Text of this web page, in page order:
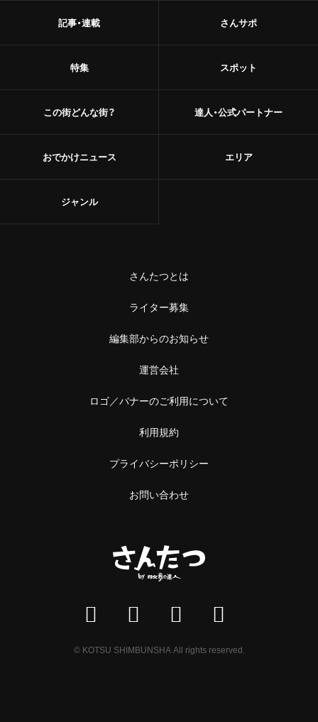
記事・連載
特集
この街どんな街？
おでかけニュース
さんサポ
スポット
達人・公式パートナー
エリア
ジャンル
さんたつとは
ライター募集
編集部からのお知らせ
運営会社
ロゴ／バナーのご利用について
利用規約
プライバシーポリシー
お問い合わせ
© KOTSU SHIMBUNSHA All rights reserved.